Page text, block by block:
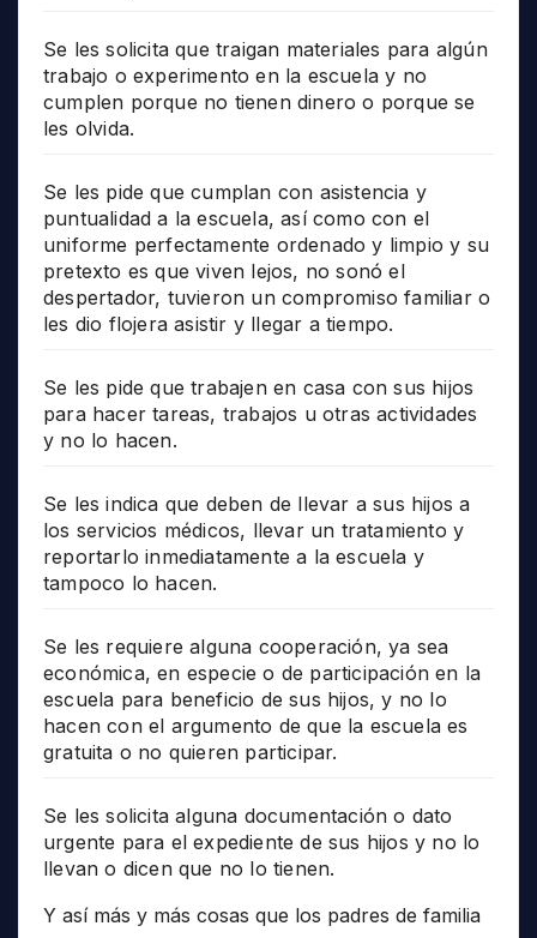
Se les solicita que traigan materiales para algún
trabajo o experimento en la escuela y no
cumplen porque no tienen dinero o porque se
les olvida.
Se les pide que cumplan con asistencia y
puntualidad a la escuela, así como con el
uniforme perfectamente ordenado y limpio y su
pretexto es que viven lejos, no sonó el
despertador, tuvieron un compromiso familiar o
les dio flojera asistir y llegar a tiempo.
Se les pide que trabajen en casa con sus hijos
para hacer tareas, trabajos u otras actividades
y no lo hacen.
Se les indica que deben de llevar a sus hijos a
los servicios médicos, llevar un tratamiento y
reportarlo inmediatamente a la escuela y
tampoco lo hacen.
Se les requiere alguna cooperación, ya sea
económica, en especie o de participación en la
escuela para beneficio de sus hijos, y no lo
hacen con el argumento de que la escuela es
gratuita o no quieren participar.
Se les solicita alguna documentación o dato
urgente para el expediente de sus hijos y no lo
llevan o dicen que no lo tienen.
Y así más y más cosas que los padres de familia